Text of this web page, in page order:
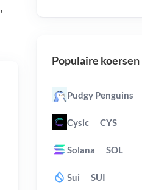
Populaire koersen
Pudgy Penguins
Cysic CYS
Solana SOL
Sui SUI